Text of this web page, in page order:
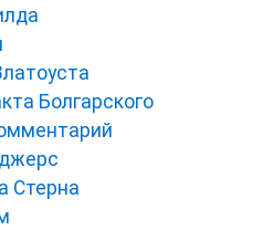
Болгарского
Стерна